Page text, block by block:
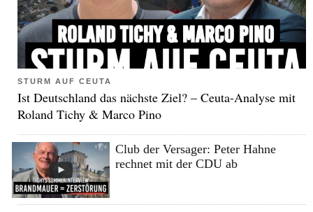
STURM AUF CEUTA
Ist Deutschland das nächste Ziel? – Ceuta-Analyse mit
Roland Tichy & Marco Pino
Club der Versager: Peter Hahne
rechnet mit der CDU ab